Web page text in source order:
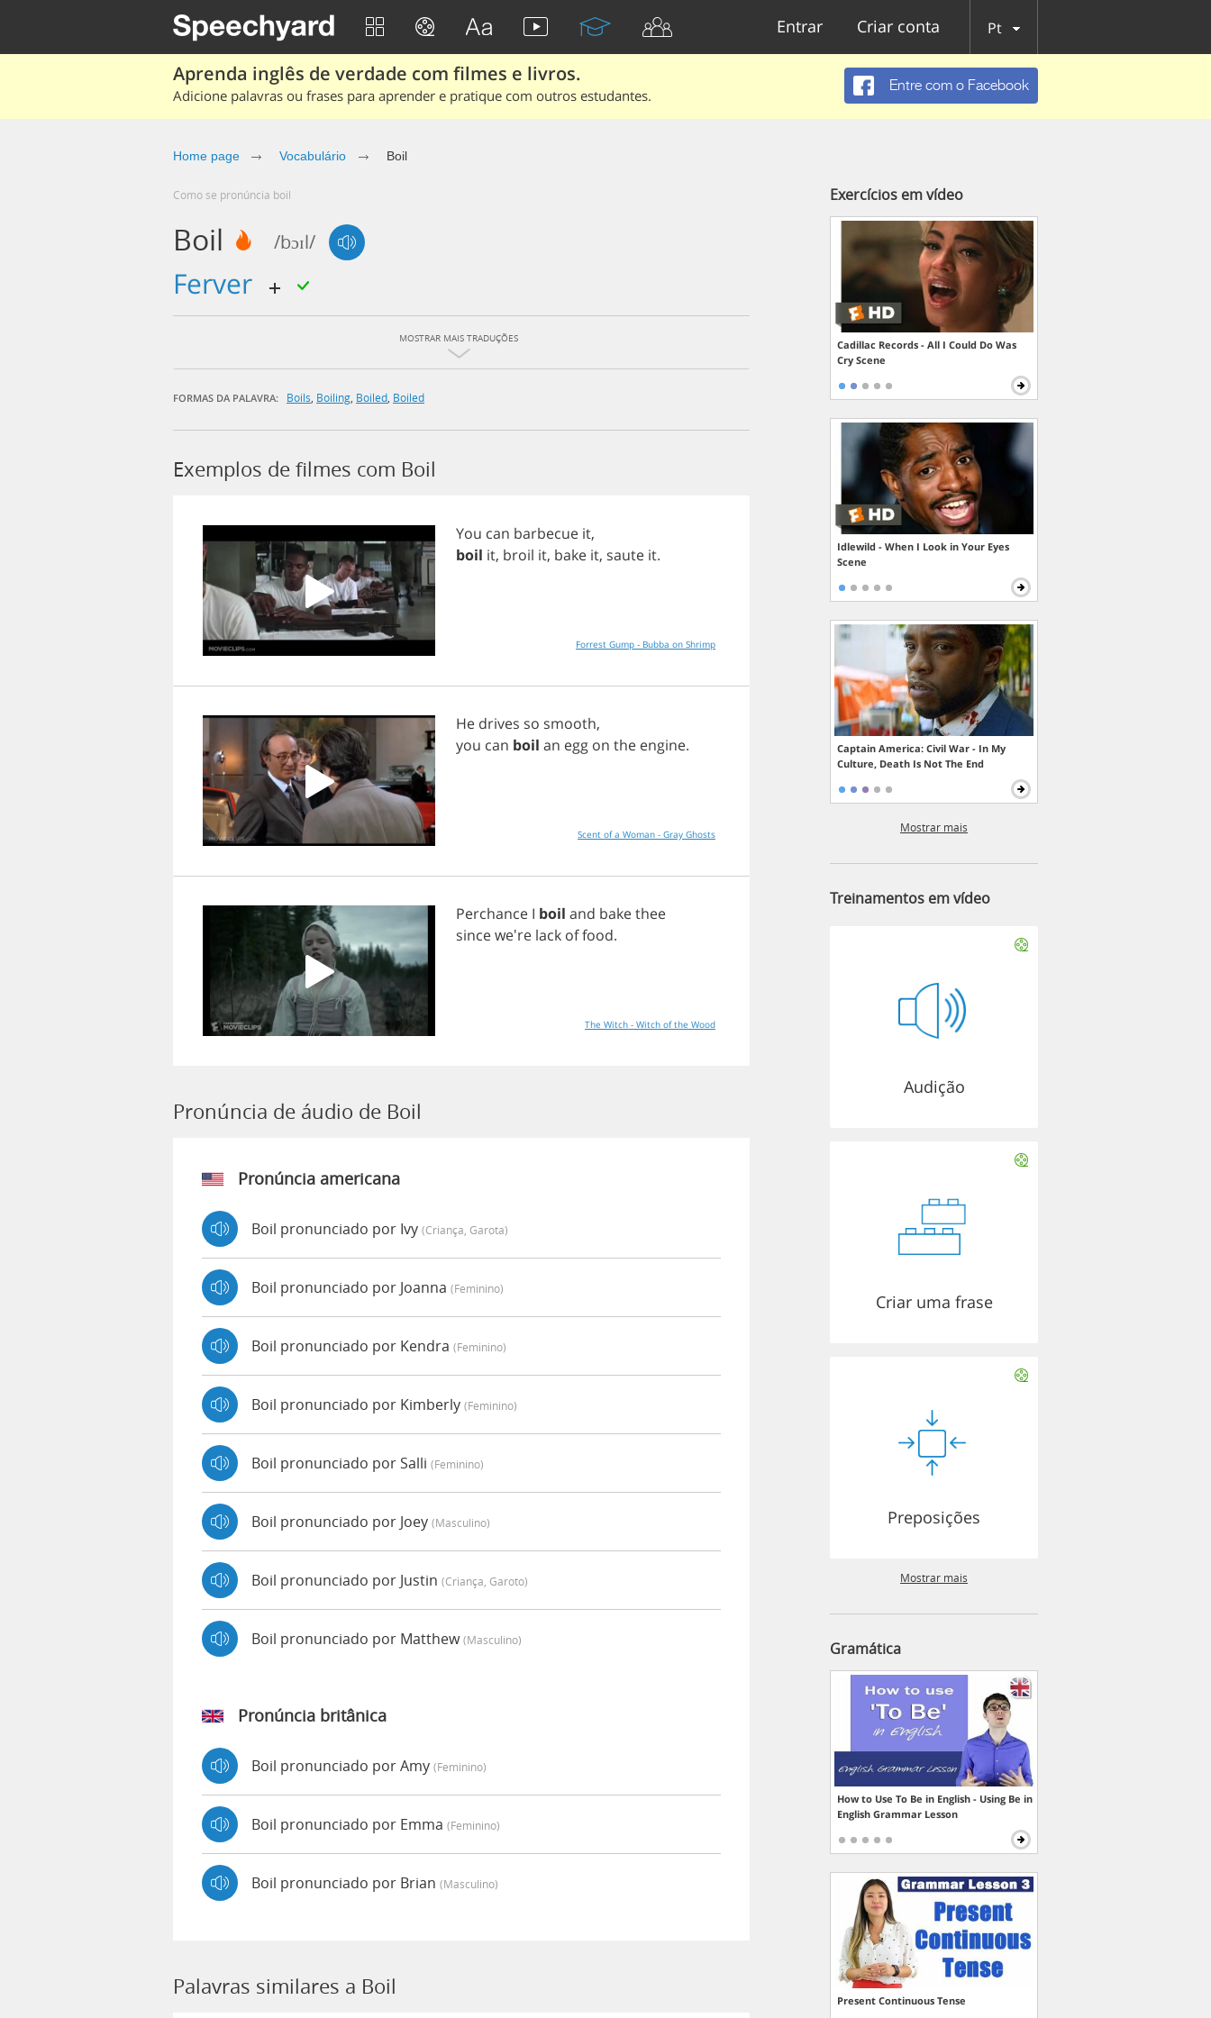
Entrar Criar conta Pt
Aprenda inglês de verdade com filmes e livros.
Adicione palavras ou frases para aprender e pratique com outros estudantes.
Entre com o Facebook
Home page Vocabulário Boil
Como se pronúncia boil
Boil /bɔɪl/
ferver
MOSTRAR MAIS TRADUÇÕES
FORMAS DA PALAVRA: Boils Boiling Boiled Boiled
Exemplos de filmes com Boil
You can barbecue it,
boil it, broil it, bake it, saute it.
Forrest Gump - Bubba on Shrimp
He drives so smooth,
you can boil an egg on the engine.
Scent of a Woman - Gray Ghosts
Perchance I boil and bakethee
sincewe're lack offood.
The Witch - Witch of the Wood
Pronúncia de áudio de Boil
Pronúncia americana
Boil pronunciado por Ivy (criança, Garota)
Boil pronunciado por Joanna (feminino)
Boil pronunciado por Kendra (feminino)
Boil pronunciado por Kimberly (feminino)
Boil pronunciado por Salli (feminino)
Boil pronunciado por Joey (masculino)
Boil pronunciado por Justin (criança, Garoto)
Boil pronunciado por Matthew(masculino)
Pronúncia britânica
Boil pronunciado por Amy (feminino)
Boil pronunciado por Emma (feminino)
Boil pronunciado por Brian (masculino)
Palavras similares a Boil
Exercícios em vídeo
Cadillac Records - All I Could Do Was
Cry Scene
Idlewild - When I Look in Your Eyes
Scene
Captain America: Civil War - In My
Culture, Death Is Not The End
Mostrar mais
Treinamentos em vídeo
Audição
Criar uma frase
Preposições
Mostrar mais
Gramática
How to Use To Be in English - Using Be in
English Grammar Lesson
Present Continuous Tense